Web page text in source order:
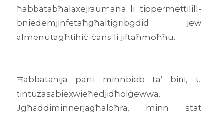
ħabbatabħalaxejraumana li tippermettilill-
bniedemjinfetaħgħaltiġribġdid jew
almenutagħtihiċ-ċans li jiftaħmoħħu.
Ħabbatahija parti minnbieb ta’ bini, u
tintużasabiexwieħedjidħolġewwa.
Jgħaddiminnerjagħaloħra, minn stat